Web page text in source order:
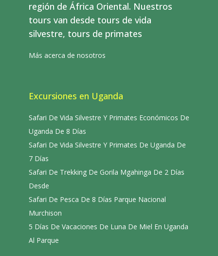
región de África Oriental. Nuestros
tours van desde tours de vida
silvestre, tours de primates
Más acerca de nosotros
Excursiones en Uganda
Safari De Vida Silvestre Y Primates Económicos De
Uganda De 8 Días
Safari De Vida Silvestre Y Primates De Uganda De
7 Días
Safari De Trekking De Gorila Mgahinga De 2 Días
Desde
Safari De Pesca De 8 Días Parque Nacional
Murchison
5 Días De Vacaciones De Luna De Miel En Uganda
Al Parque